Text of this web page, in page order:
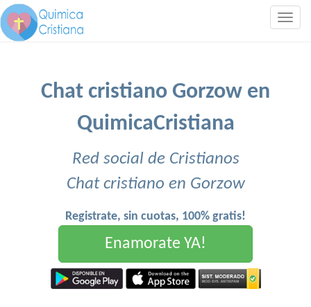
Chat cristiano Gorzow en
QuimicaCristiana
Red social de Cristianos
Chat cristiano en Gorzow
Registrate, sin cuotas, 100% gratis!
Enamorate YA!